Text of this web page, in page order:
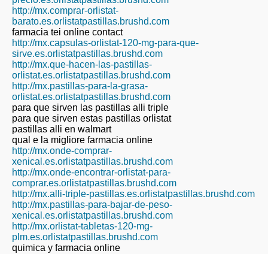
http://mx.comprar-orlistat-
barato.es.orlistatpastillas.brushd.com
farmacia tei online contact
http://mx.capsulas-orlistat-120-mg-para-que-
sirve.es.orlistatpastillas.brushd.com
http://mx.que-hacen-las-pastillas-
orlistat.es.orlistatpastillas.brushd.com
http://mx.pastillas-para-la-grasa-
orlistat.es.orlistatpastillas.brushd.com
para que sirven las pastillas alli triple
para que sirven estas pastillas orlistat
pastillas alli en walmart
qual e la migliore farmacia online
http://mx.onde-comprar-
xenical.es.orlistatpastillas.brushd.com
http://mx.onde-encontrar-orlistat-para-
comprar.es.orlistatpastillas.brushd.com
http://mx.alli-triple-pastillas.es.orlistatpastillas.brushd.com
http://mx.pastillas-para-bajar-de-peso-
xenical.es.orlistatpastillas.brushd.com
http://mx.orlistat-tabletas-120-mg-
plm.es.orlistatpastillas.brushd.com
quimica y farmacia online